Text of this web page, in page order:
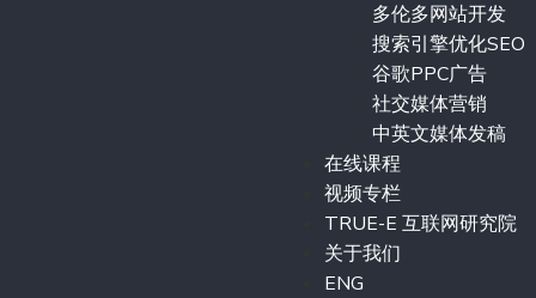
多伦多网站开发
搜索引擎优化SEO
谷歌PPC广告
社交媒体营销
中英文媒体发稿
在线课程
视频专栏
TRUE-E 互联网研究院
关于我们
ENG